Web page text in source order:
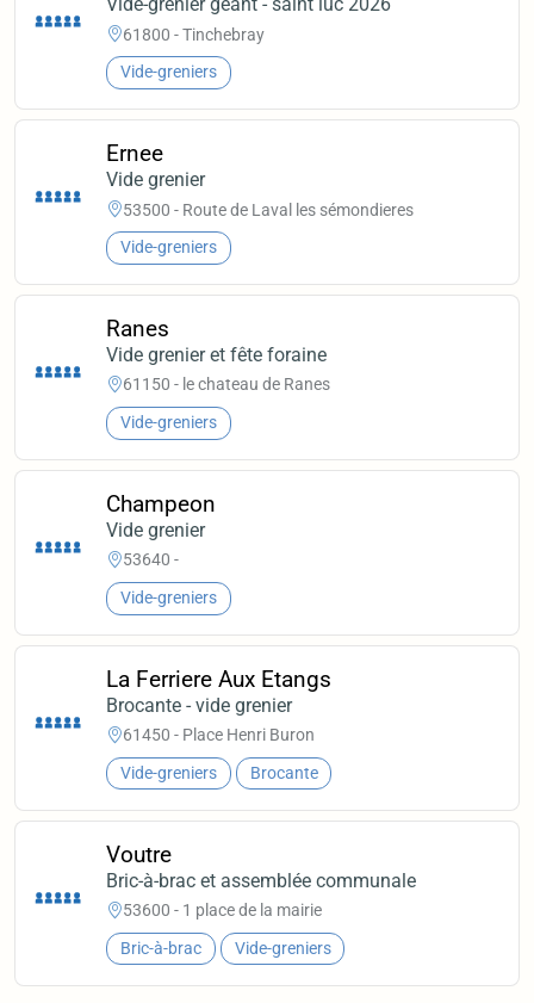
61800 - Tinchebray
Vide-greniers
Ernee
Vide grenier
53500 - Route de Laval les sémondieres
Vide-greniers
Ranes
Vide grenier et fête foraine
61150 - le chateau de Ranes
Vide-greniers
Champeon
Vide grenier
53640 -
Vide-greniers
La Ferriere Aux Etangs
Brocante - vide grenier
61450 - Place Henri Buron
Vide-greniers Brocante
Voutre
Bric-à-brac et assemblée communale
53600 - 1 place de la mairie
Bric-à-brac Vide-greniers